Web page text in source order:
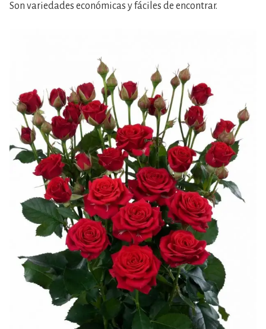
Son variedades económicas y fáciles de encontrar.